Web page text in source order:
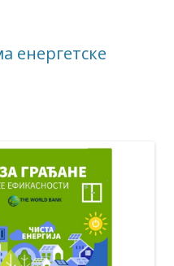
енергетске